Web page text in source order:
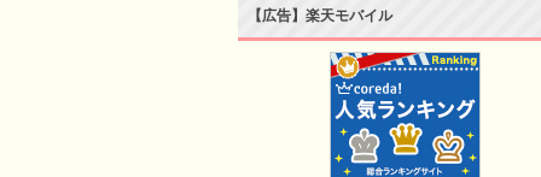
【広告】楽天モバイル